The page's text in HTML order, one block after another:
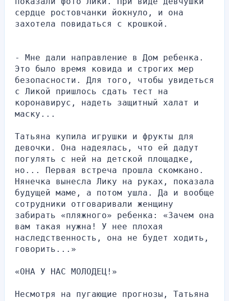
сердце ростовчанки йокнуло, и она
захотела повидаться с крошкой.
- Мне дали направление в Дом ребенка.
Это было время ковида и строгих мер
безопасности. Для того, чтобы увидеться
с Ликой пришлось сдать тест на
коронавирус, надеть защитный халат и
маску...
Татьяна купила игрушки и фрукты для
девочки. Она надеялась, что ей дадут
погулять с ней на детской площадке,
но... Первая встреча прошла скомкано.
Нянечка вынесла Лику на руках, показала
будущей маме, а потом ушла. Да и вообще
сотрудники отговаривали женщину
забирать «пляжного» ребенка: «Зачем она
вам такая нужна! У нее плохая
наследственность, она не будет ходить,
говорить...»
«ОНА У НАС МОЛОДЕЦ!»
Несмотря на пугающие прогнозы, Татьяна